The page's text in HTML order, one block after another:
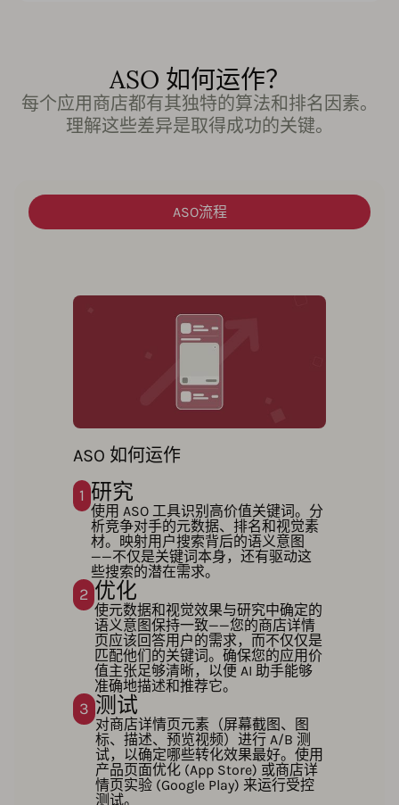
ASO 如何运作？
每个应用商店都有其独特的算法和排名因素。
理解这些差异是取得成功的关键。
ASO流程
ASO 如何运作
1 研究
使用 ASO 工具识别高价值关键词。分
析竞争对手的元数据、排名和视觉素
材。映射用户搜索背后的语义意图
——不仅是关键词本身，还有驱动这
些搜索的潜在需求。
2 优化
使元数据和视觉效果与研究中确定的
语义意图保持一致——您的商店详情
页应该回答用户的需求，而不仅仅是
匹配他们的关键词。确保您的应用价
值主张足够清晰，以便 AI 助手能够
准确地描述和推荐它。
3 测试
对商店详情页元素（屏幕截图、图
标、描述、预览视频）进行 A/B 测
试，以确定哪些转化效果最好。使用
产品页面优化 (App Store) 或商店详
情页实验 (Google Play) 来运行受控
测试。